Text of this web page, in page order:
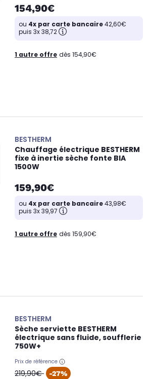
154,90€
ou 4x par carte bancaire42,60€
puis 3x 38,72
1 autre offre dès 154,90€
BESTHERM
Chauffage électrique BESTHERM
fixe à inertie sèche fonte BIA
1500W
159,90€
ou 4x par carte bancaire43,98€
puis 3x 39,97
1 autre offre dès 159,90€
BESTHERM
Sèche serviette BESTHERM
électrique sans fluide, soufflerie
750W+
Prix de référence
oldPrice
219,90€ -27%